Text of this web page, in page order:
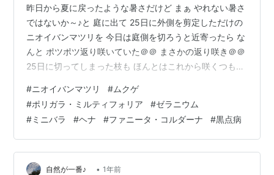
昨日から夏に戻ったような暑さだけど まぁ やれない暑さ
ではないか～♪と 庭に出て 25日に外側を剪定しただけの
ニオイバンマツリを 今日は庭側を切ろうと近寄ったら な
んと ポツポツ返り咲いていた＠＠ まさかの返り咲き＠＠
25日に切ってしまった枝も ほんとはこれから咲くつもり
もったいないミステークだ＾＾； みんな花後すぐに切っ
てるんだけど あまりに伸びすぎたんで ついつい やっち
まったんだよね～＞＜ ま ニオイバンマツリの秋は ほん
の少しの返り咲きだからいっか～ て いやいや 今頃切っ
たから 来春の花も減ってしまったかも；； 隣の駐車場に
飛び…
#ニオイバンマツリ #ムクゲ
#ポリガラ・ミルティフォリア #ゼラニウム
#ミニバラ #ヘナ #ファニータ・コルダーナ #黒点病
自然が一番♪ • 1年前